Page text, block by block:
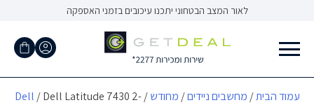
content
לאור המצב הבטחוני יתכנו עיכובים בזמני האספקה
עמוד הבית/ מחשבים ניידים/ מחודש/
Dell / Dell Latitude 7430 2-